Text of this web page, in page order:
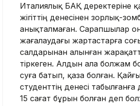
Италиялық БАҚ деректеріне
жігіттің денесінен зорлық-
анықталмаған. Сарапшылар
жағалаудағы жартастарға
салдарынан алынған
тіркеген. Алдын ала болжам
суға батып, қаза болған.
студенттің денесі
15 сағат бұрын болған деп